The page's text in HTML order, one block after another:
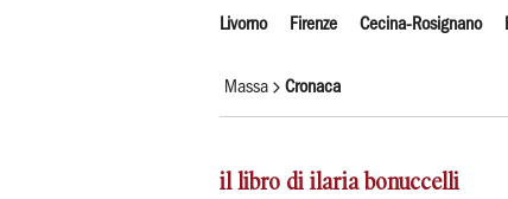
Livorno Firenze Cecina-Rosignano
Massa Cronaca
il libro di ilaria bonuccelli